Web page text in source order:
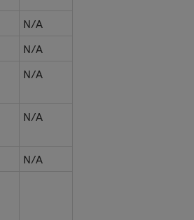
N/A
N/A
N/A
N/A
N/A